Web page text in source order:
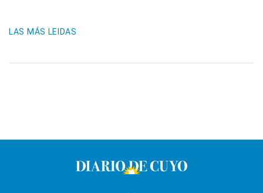
LAS MÁS LEIDAS